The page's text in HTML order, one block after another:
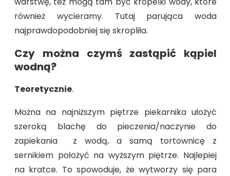
również wycieramy. Tutaj parująca woda
najprawdopodobniej się skropliła.
Czy można czymś zastąpić kąpiel
wodną?
Teoretycznie.
Można na najniższym piętrze piekarnika ułożyć
szeroką blachę do pieczenia/naczynie do
zapiekania z wodą, a samą tortownicę z
sernikiem położyć na wyższym piętrze. Najlepiej
na kratce. To spowoduje, że wytworzy się para